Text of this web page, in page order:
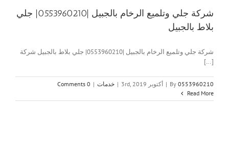
شركة جلي وتلميع الرخام بالجبيل |0553960210| جلي
بلاط بالجبيل
شركة جلي وتلميع الرخام بالجبيل |0553960210| جلي بلاط بالجبيل شركة
[...]
By 0553960210
| أكتوبر 3rd, 2019 | خدمات |
0 Comments
Read More